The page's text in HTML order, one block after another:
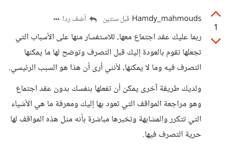
1
Hamdy_mahmouds قبل سنتين أضف ردا
ربما عليك عقد اجتماع معها، للاستفسار منها على الأسباب التي
تجعلها تقوم بالعودة إليك قبل التصرف وتوضح لها ما يمكنها
التصرف فيه وما لا يمكنها، لأنني أرى أن هذا هو السبب الرئيسي.
ولديك طريقة آخرى يمكن أن تفعلها بنفسك بدون عقد اجتماع
وهو مراجعة المواقف التي تعود بها إليك ومعرفة ما هي الأشياء
التي تتكرر والمشابهة وتخبرها مباشرة بأنه مثل هذه المواقف لها
حرية التصرف فيها.